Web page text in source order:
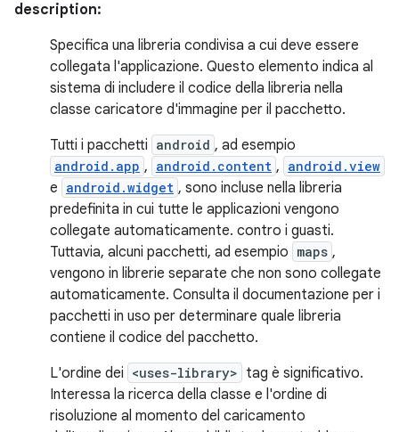
description:
Specifica una libreria condivisa a cui deve essere
collegata l'applicazione. Questo elemento indica al
sistema di includere il codice della libreria nella
classe caricatore d'immagine per il pacchetto.
Tutti i pacchetti android , ad esempio
android.app , android.content , android.view
e android.widget , sono incluse nella libreria
predefinita in cui tutte le applicazioni vengono
collegate automaticamente. contro i guasti.
Tuttavia, alcuni pacchetti, ad esempio maps ,
vengono in librerie separate che non sono collegate
automaticamente. Consulta il documentazione per i
pacchetti in uso per determinare quale libreria
contiene il codice del pacchetto.
L'ordine dei <uses-library> tag è significativo.
Interessa la ricerca della classe e l'ordine di
risoluzione al momento del caricamento